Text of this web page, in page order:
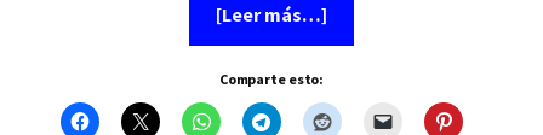
[Leer más…]
El
Cepeda,
fue
Comparte esto: